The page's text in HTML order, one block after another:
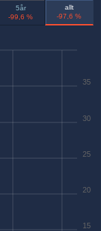
5år
-99,6 %
allt
-97,6 %
15
20
25
30
35